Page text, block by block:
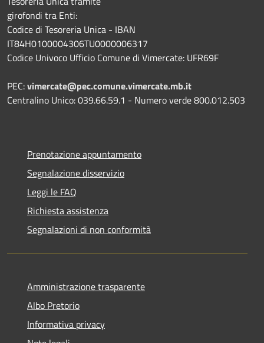
girofondi tra Enti:
Codice di Tesoreria Unica - IBAN
IT84H0100004306TU0000006317
Codice Univoco Ufficio Comune di Vimercate: UFR69F
PEC:vimercate@pec.comune.vimercate.mb.it
Centralino Unico: 039.66.59.1 - Numero verde 800.012.503
Prenotazione appuntamento
Segnalazione disservizio
Leggi le FAQ
Richiesta assistenza
Segnalazioni di non conformità
Amministrazione trasparente
Albo Pretorio
Informativa privacy